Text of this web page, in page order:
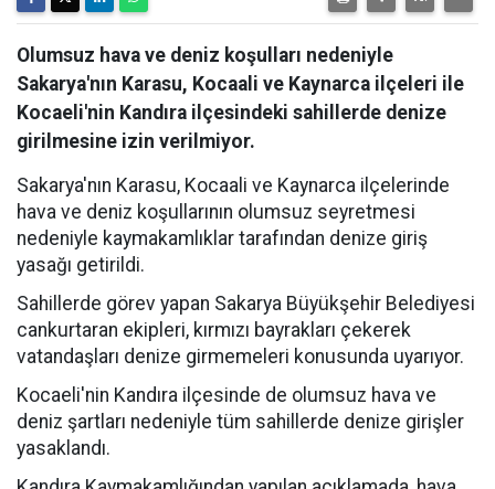
Olumsuz hava ve deniz koşulları nedeniyle
Sakarya'nın Karasu, Kocaali ve Kaynarca ilçeleri ile
Kocaeli'nin Kandıra ilçesindeki sahillerde denize
girilmesine izin verilmiyor.
Sakarya'nın Karasu, Kocaali ve Kaynarca ilçelerinde
hava ve deniz koşullarının olumsuz seyretmesi
nedeniyle kaymakamlıklar tarafından denize giriş
yasağı getirildi.
Sahillerde görev yapan Sakarya Büyükşehir Belediyesi
cankurtaran ekipleri, kırmızı bayrakları çekerek
vatandaşları denize girmemeleri konusunda uyarıyor.
Kocaeli'nin Kandıra ilçesinde de olumsuz hava ve
deniz şartları nedeniyle tüm sahillerde denize girişler
yasaklandı.